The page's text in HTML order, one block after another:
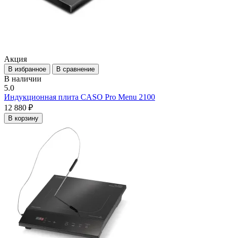
Акция
В избранное В сравнение
В наличии
5.0
Индукционная плита CASO Pro Menu 2100
12 880 ₽
В корзину